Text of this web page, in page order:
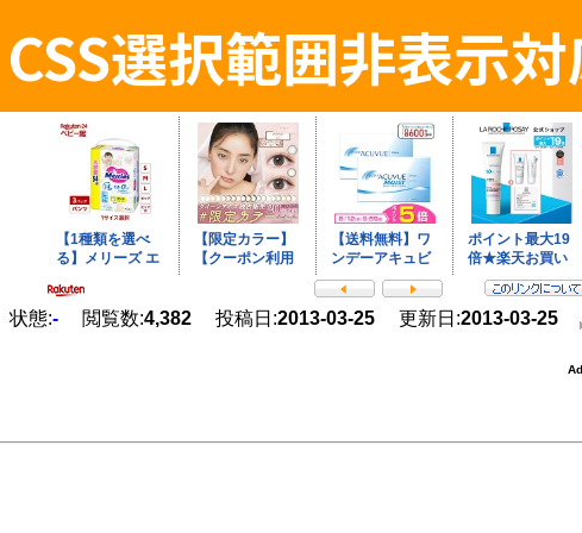
CSS選択範囲非表示
状態:- 閲覧数:4,382 投稿日:2013-03-25 更新日:2013-03-25